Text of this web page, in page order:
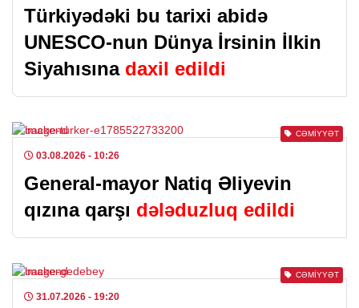
Türkiyədəki bu tarixi abidə
UNESCO-nun Dünya İrsinin İlkin
Siyahısına daxil edildi
CƏMIYYƏT
03.08.2026 - 10:26
General-mayor Natiq Əliyevin
qızına qarşı dələduzluq edildi
CƏMIYYƏT
31.07.2026 - 19:20